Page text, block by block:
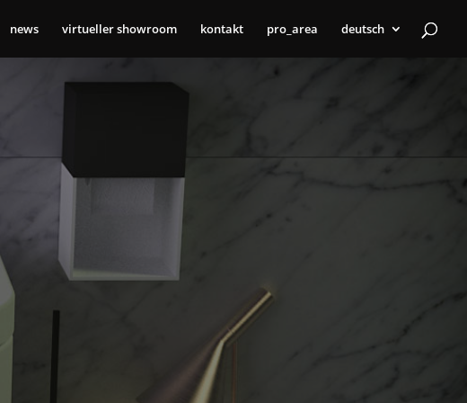
news virtueller showroom kontakt pro_area deutsch